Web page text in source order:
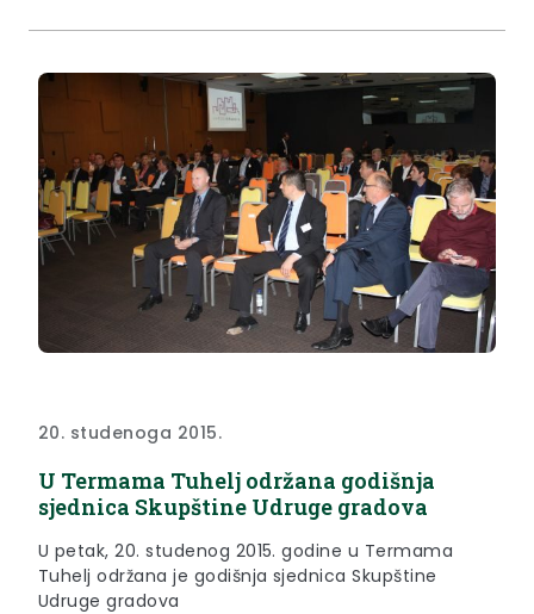
20. studenoga 2015.
U Termama Tuhelj održana godišnja
sjednica Skupštine Udruge gradova
U petak, 20. studenog 2015. godine u Termama
Tuhelj održana je godišnja sjednica Skupštine
Udruge gradova